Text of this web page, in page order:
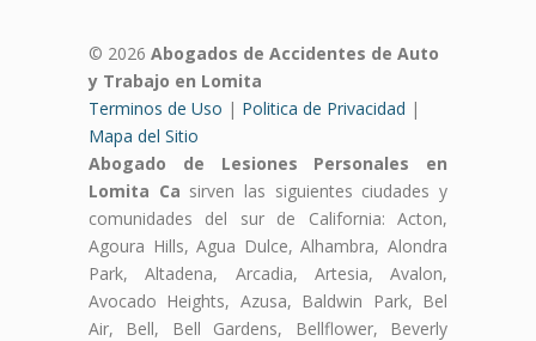
© 2026 Abogados de Accidentes de Auto
y Trabajo en Lomita
Terminos de Uso | Politica de Privacidad |
Mapa del Sitio
Abogado de Lesiones Personales en
Lomita Ca sirven las siguientes ciudades y
comunidades del sur de California: Acton,
Agoura Hills, Agua Dulce, Alhambra, Alondra
Park, Altadena, Arcadia, Artesia, Avalon,
Avocado Heights, Azusa, Baldwin Park, Bel
Air, Bell, Bell Gardens, Bellflower, Beverly